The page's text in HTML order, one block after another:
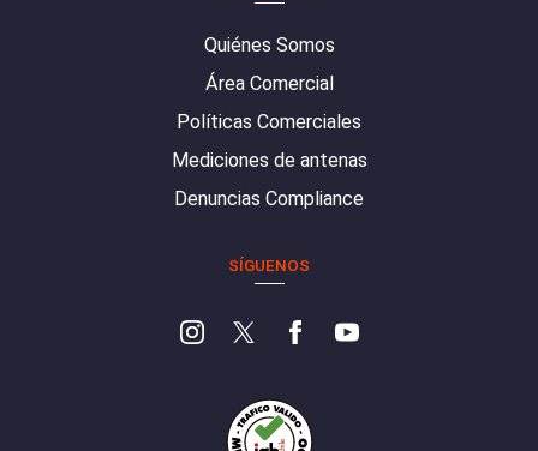
Quiénes Somos
Área Comercial
Políticas Comerciales
Mediciones de antenas
Denuncias Compliance
SÍGUENOS